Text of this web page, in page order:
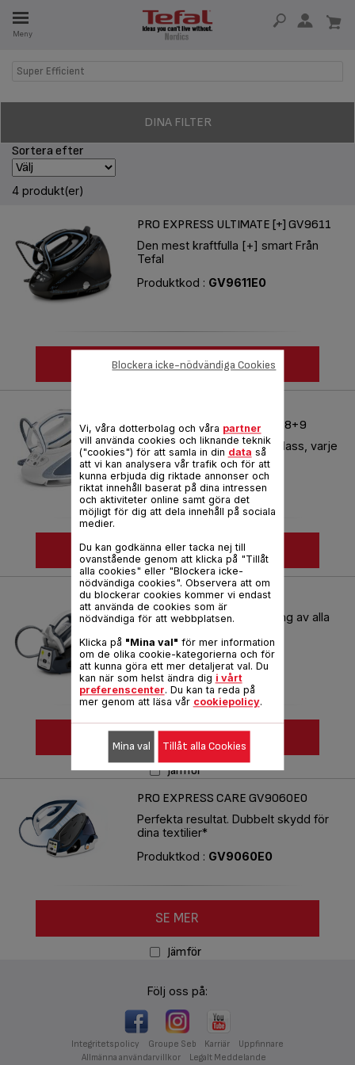
Meny
Super Efficient
DINA FILTER
Sortera efter
4 produkt(er)
PRO EXPRESS ULTIMATE [+] GV9611
Den mest kraftfulla [+] smart Från
Tefal
Produktkod : GV9611E0
SE MER
GV9560+1+2+3+4+5+6+7+8+9
Ångtryck av professionell klass, varje
dag.
Produktkod :GV9565E0
SE MER
PRO EXPRESS GV7830+2
Enkel och skonsam strykning av alla
Produktkod :GV7832E1
SE MER
Jämför
PRO EXPRESS CARE GV9060E0
Perfekta resultat. Dubbelt skydd för
dina textilier*
Produktkod : GV9060E0
SE MER
Jämför
Följ oss på:
Integritetspolicy Groupe Seb Karriär
Uppfinnare
Allmänna användarvillkor
Legalt Meddelande
Vi, våra dotterbolag och våra partner
vill använda cookies och liknande teknik
("cookies") för att samla in din data så
att vi kan analysera vår trafik och för att
kunna erbjuda dig riktade annonser och
riktat innehåll baserat på dina intressen
och aktiviteter online samt göra det
möjligt för dig att dela innehåll på sociala
medier.
Du kan godkänna eller tacka nej till
ovanstående genom att klicka på "Tillåt
alla cookies" eller "Blockera icke-
nödvändiga cookies". Observera att om
du blockerar cookies kommer vi endast
att använda de cookies som är
nödvändiga för att webbplatsen.
Klicka på "Mina val" för mer information
om de olika cookie-kategorierna och för
att kunna göra ett mer detaljerat val. Du
kan när som helst ändra dig i vårt
preferenscenter. Du kan ta reda på
mer genom att läsa vår cookiepolicy.
Blockera icke-nödvändiga Cookies
Mina val Tillåt alla Cookies